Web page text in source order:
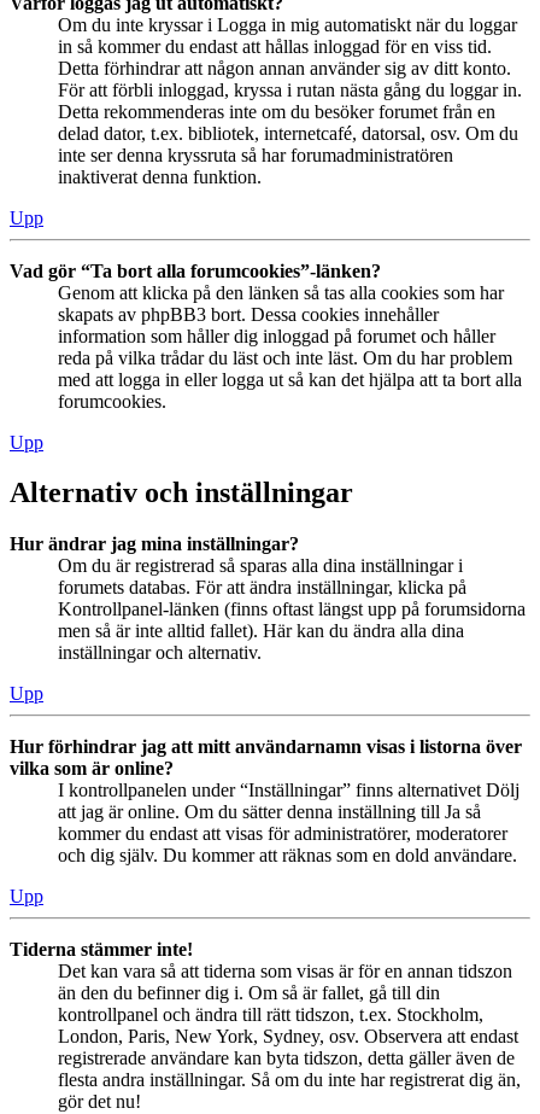
Om du inte kryssar i Logga in mig automatiskt när du loggar
in så kommer du endast att hållas inloggad för en viss tid.
Detta förhindrar att någon annan använder sig av ditt konto.
För att förbli inloggad, kryssa i rutan nästa gång du loggar in.
Detta rekommenderas inte om du besöker forumet från en
delad dator, t.ex. bibliotek, internetcafé, datorsal, osv. Om du
inte ser denna kryssruta så har forumadministratören
inaktiverat denna funktion.
Upp
Vad gör “Ta bort alla forumcookies”-länken?
Genom att klicka på den länken så tas alla cookies som har
skapats av phpBB3 bort. Dessa cookies innehåller
information som håller dig inloggad på forumet och håller
reda på vilka trådar du läst och inte läst. Om du har problem
med att logga in eller logga ut så kan det hjälpa att ta bort alla
forumcookies.
Upp
Alternativ och inställningar
Hur ändrar jag mina inställningar?
Om du är registrerad så sparas alla dina inställningar i
forumets databas. För att ändra inställningar, klicka på
Kontrollpanel-länken (finns oftast längst upp på forumsidorna
men så är inte alltid fallet). Här kan du ändra alla dina
inställningar och alternativ.
Upp
Hur förhindrar jag att mitt användarnamn visas i listorna över
vilka som är online?
I kontrollpanelen under “Inställningar” finns alternativet Dölj
att jag är online. Om du sätter denna inställning till Ja så
kommer du endast att visas för administratörer, moderatorer
och dig själv. Du kommer att räknas som en dold användare.
Upp
Tiderna stämmer inte!
Det kan vara så att tiderna som visas är för en annan tidszon
än den du befinner dig i. Om så är fallet, gå till din
kontrollpanel och ändra till rätt tidszon, t.ex. Stockholm,
London, Paris, New York, Sydney, osv. Observera att endast
registrerade användare kan byta tidszon, detta gäller även de
flesta andra inställningar. Så om du inte har registrerat dig än,
gör det nu!